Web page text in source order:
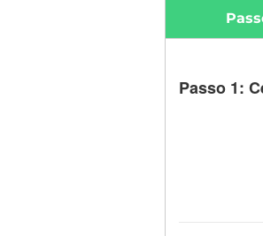
Passo 1: